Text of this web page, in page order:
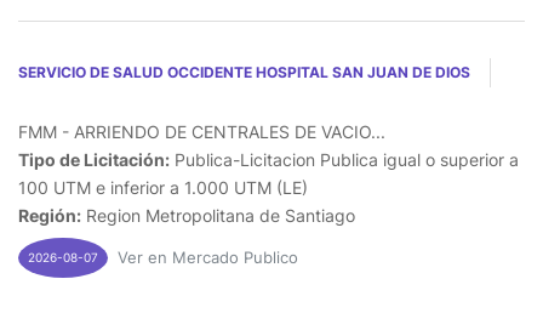
SERVICIO DE SALUD OCCIDENTE HOSPITAL SAN JUAN DE DIOS
FMM - ARRIENDO DE CENTRALES DE VACIO...
Tipo de Licitación: Publica-Licitacion Publica igual o superior a
100 UTM e inferior a 1.000 UTM (LE)
Región: Region Metropolitana de Santiago
2026-08-07 Ver en Mercado Publico